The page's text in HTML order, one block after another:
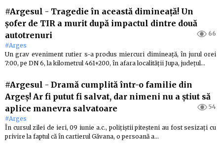
#Argesul - Tragedie în această dimineață! Un
șofer de TIR a murit după impactul dintre două
autotrenuri
66
#Arges
Un grav eveniment rutier s-a produs miercuri dimineață, în jurul orei
7:00, pe DN 6, la kilometrul 461+200, în afara localității Jupa, județul…
#Argesul - Dramă cumplită într-o familie din
Argeș! Ar fi putut fi salvat, dar nimeni nu a știut să
aplice manevra salvatoare
54
#Arges
În cursul zilei de ieri, 09 iunie a.c., polițiștii piteșteni au fost sesizați cu
privire la faptul că în cartierul Găvana, o persoană a…